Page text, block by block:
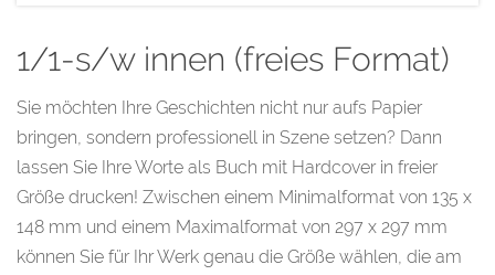
1/1-s/w innen (freies Format)
Sie möchten Ihre Geschichten nicht nur aufs Papier
bringen, sondern professionell in Szene setzen? Dann
lassen Sie Ihre Worte als Buch mit Hardcover in freier
Größe drucken! Zwischen einem Minimalformat von 135 x
148 mm und einem Maximalformat von 297 x 297 mm
können Sie für Ihr Werk genau die Größe wählen, die am